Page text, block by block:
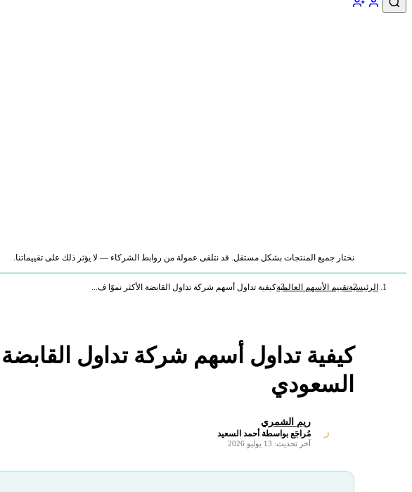
نختار جميع المنتجات بشكل مستقل. قد نتلقى عمولة من روابط الشركاء — لا يؤثر ذلك على تقييماتنا.
الرئيسيةتقييم الأسهم العالميةكيفية تداول أسهم شركة تداول القابضة الأكثر نموًا ف...
كيفية تداول أسهم شركة تداول
السعودي
ر
ريم الشمري
مُراجَع بواسطة أحمد السعيد
آخر تحديث: 13 يوليو 2026